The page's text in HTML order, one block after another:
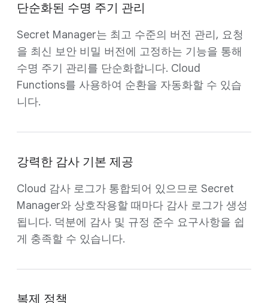
단순화된 수명 주기 관리
Secret Manager는 최고 수준의 버전 관리, 요청
을 최신 보안 비밀 버전에 고정하는 기능을 통해
수명 주기 관리를 단순화합니다. Cloud
Functions를 사용하여 순환을 자동화할 수 있습
니다.
강력한 감사 기본 제공
Cloud 감사 로그가 통합되어 있으므로 Secret
Manager와 상호작용할 때마다 감사 로그가 생성
됩니다. 덕분에 감사 및 규정 준수 요구사항을 쉽
게 충족할 수 있습니다.
복제 정책